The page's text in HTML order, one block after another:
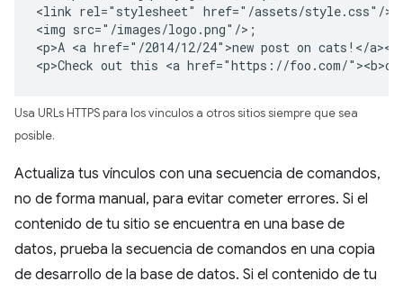
<link rel="stylesheet" href="/assets/style.css"/>
<img src="/images/logo.png"/>;
<p>A <a href="/2014/12/24">new post on cats!</a></
<p>Check out this <a href="https://foo.com/
Usa URLs HTTPS para los vínculos a otros sitios siempre que sea
posible.
Actualiza tus vínculos con una secuencia de comandos,
no de forma manual, para evitar cometer errores. Si el
contenido de tu sitio se encuentra en una base de
datos, prueba la secuencia de comandos en una copia
de desarrollo de la base de datos. Si el contenido de tu